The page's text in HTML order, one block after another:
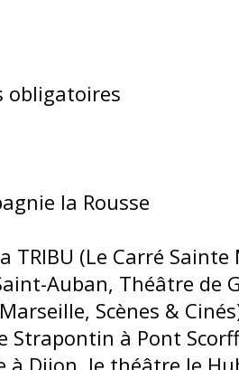
obligatoires
la Rousse
TRIBU (Le Carré
Auban, Théâtre de
Scènes &
Strapontin à Pont
à Dijon, le théâtre le